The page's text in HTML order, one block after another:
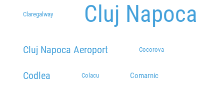
Claregalway Cluj Napoca
Cluj Napoca Aeroport Cocorova
Codlea Colacu Comarnic